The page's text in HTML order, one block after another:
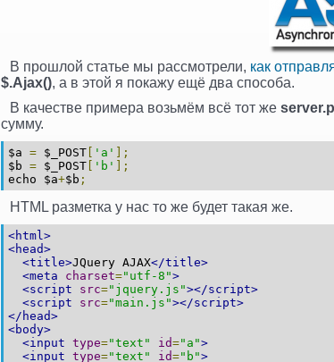
В прошлой статье мы рассмотрели, как
$.Ajax(), а в этой я покажу ещё два способа.
В качестве примера возьмём всё тот же
сумму.
$a = $_POST 'a'
];
$b = $_POST 'b'
];
echo $a+$b ;
HTML разметка у нас то же будет такая же.
<html>
<head>
<title>JQuery AJAX</title>
<meta
charset="utf-8">
<script
src="jquery.js"></script>
<script
src="main.js"></script>
</head>
<body>
<input type="text" id="a">
<input type="text" id="b">